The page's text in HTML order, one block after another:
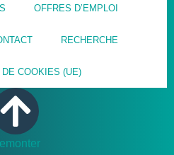
OFFRES D’EMPLOI
RECHERCHE
DE COOKIES (UE)